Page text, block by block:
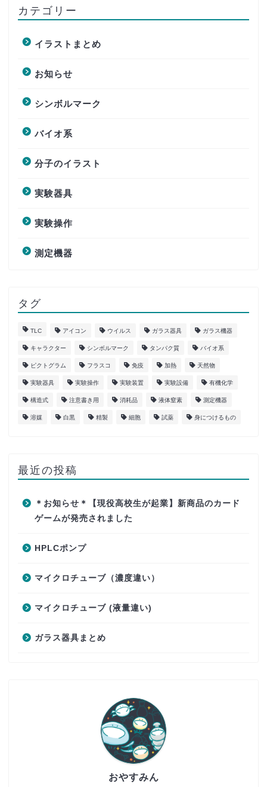
カテゴリー
イラストまとめ
お知らせ
シンボルマーク
バイオ系
分子のイラスト
実験器具
実験操作
測定機器
タグ
TLC アイコン ウイルス ガラス器具 ガラス機器
キャラクター シンボルマーク タンパク質 バイオ系
ピクトグラム フラスコ 免疫 加熱 天然物
実験器具 実験操作 実験装置 実験設備 有機化学
構造式 注意書き用 消耗品 液体窒素 測定機器
溶媒 白黒 精製 細胞 試薬 身につけるもの
最近の投稿
＊お知らせ＊【現役高校生が起業】新商品のカード
ゲームが発売されました
HPLCポンプ
マイクロチューブ（濃度違い）
マイクロチューブ (液量違い)
ガラス器具まとめ
おやすみん